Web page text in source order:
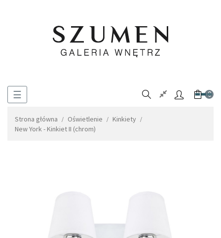
Toggle
☰ 0
Strona główna Oświetlenie
Kinkiety
New York - Kinkiet II (chrom)